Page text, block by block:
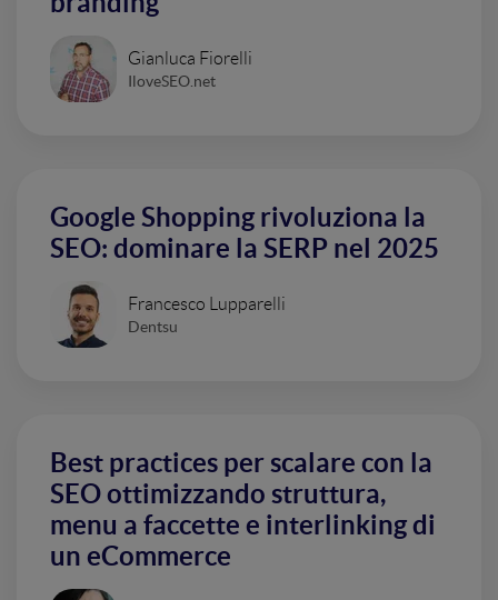
Gianluca Fiorelli
IloveSEO.net
Google Shopping rivoluziona la
SEO: dominare la SERP nel 2025
Francesco Lupparelli
Dentsu
Best practices per scalare con la
SEO ottimizzando struttura,
menu a faccette e interlinking di
un eCommerce